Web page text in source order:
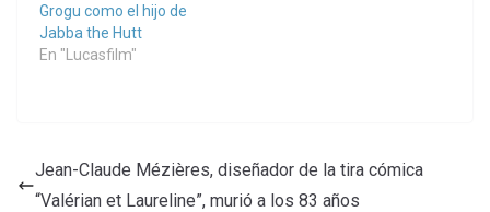
Grogu como el hijo de
Jabba the Hutt
En "Lucasfilm"
Jean-Claude Mézières, diseñador de la tira cómica
“Valérian et Laureline”, murió a los 83 años